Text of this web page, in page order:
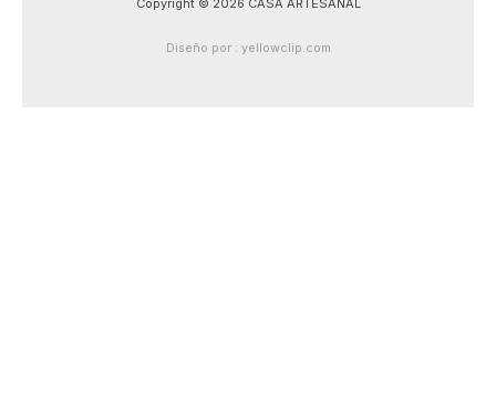
Copyright © 2026 CASA ARTESANAL
Diseño por : yellowclip.com